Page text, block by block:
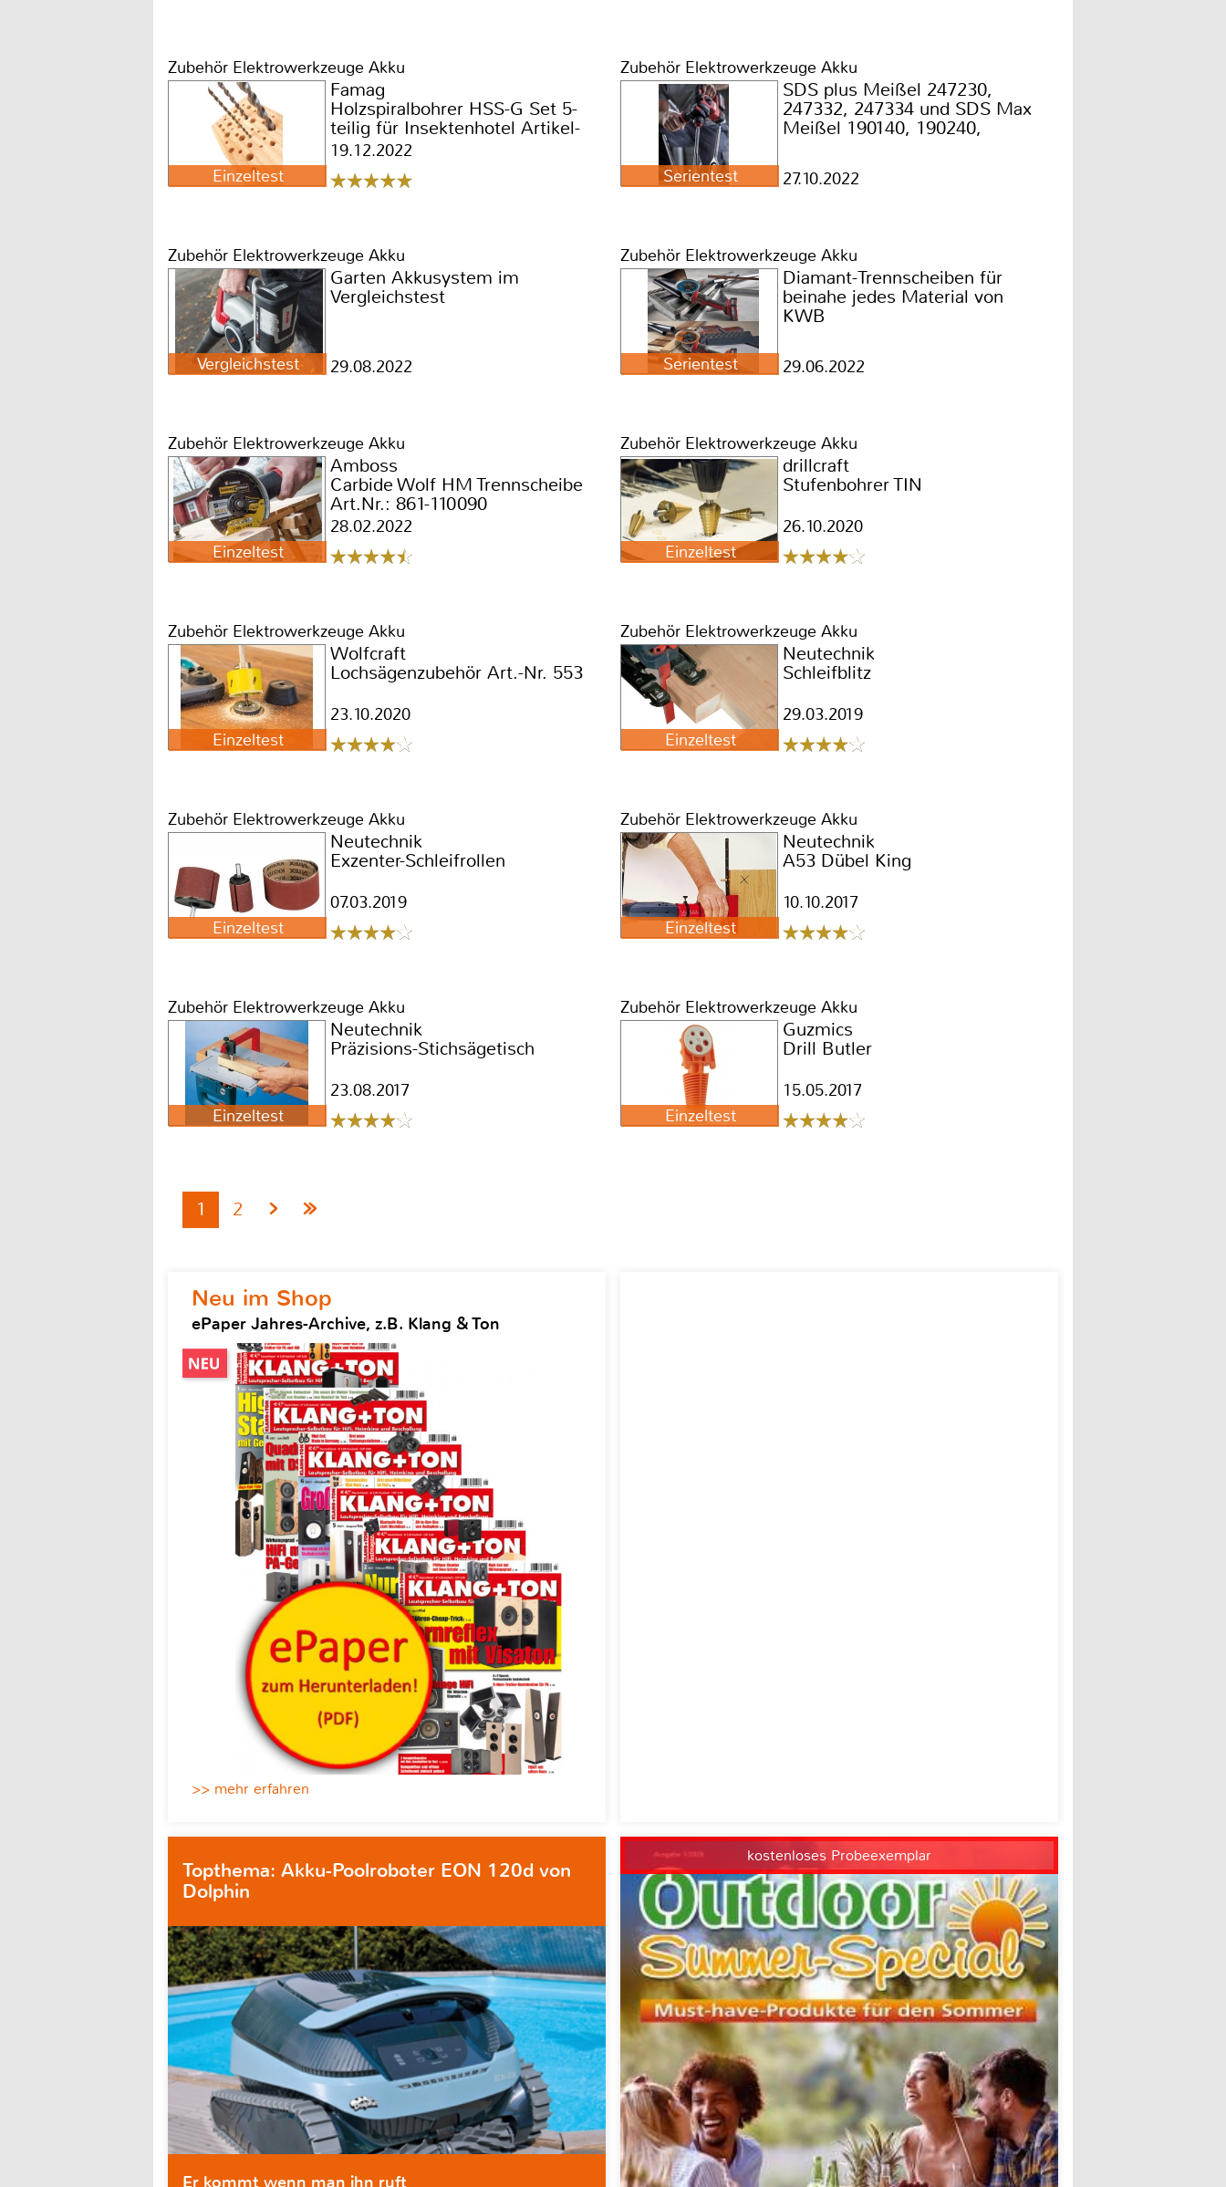
Zubehör Elektrowerkzeuge Akku
Einzeltest
Famag
Holzspiralbohrer HSS-G Set 5-
teilig für Insektenhotel Artikel-
Nr. 1599.805
19.12.2022
Zubehör Elektrowerkzeuge Akku
Serientest
SDS plus Meißel 247230,
247332, 247334 und SDS Max
Meißel 190140, 190240,
27.10.2022
Zubehör Elektrowerkzeuge Akku
Vergleichstest
Garten Akkusystem im
Vergleichstest
29.08.2022
Zubehör Elektrowerkzeuge Akku
Serientest
Diamant-Trennscheiben für
beinahe jedes Material von
KWB
29.06.2022
Zubehör Elektrowerkzeuge Akku
Einzeltest
Amboss
Carbide Wolf HM Trennscheibe
Art.Nr.: 861-110090
28.02.2022
Zubehör Elektrowerkzeuge Akku
Einzeltest
drillcraft
Stufenbohrer TIN
26.10.2020
Zubehör Elektrowerkzeuge Akku
Einzeltest
Wolfcraft
Lochsägenzubehör Art.-Nr. 553
23.10.2020
Zubehör Elektrowerkzeuge Akku
Einzeltest
Neutechnik
Schleifblitz
29.03.2019
Zubehör Elektrowerkzeuge Akku
Einzeltest
Neutechnik
Exzenter-Schleifrollen
07.03.2019
Zubehör Elektrowerkzeuge Akku
Einzeltest
Neutechnik
A53 Dübel King
10.10.2017
Zubehör Elektrowerkzeuge Akku
Einzeltest
Neutechnik
Präzisions-Stichsägetisch
23.08.2017
Zubehör Elektrowerkzeuge Akku
Einzeltest
Guzmics
Drill Butler
15.05.2017
1 2
Neu im Shop
ePaper Jahres-Archive, z.B. Klang & Ton
>> mehr erfahren
Topthema: Akku-Poolroboter EON 120d von
Dolphin
kostenloses Probeexemplar